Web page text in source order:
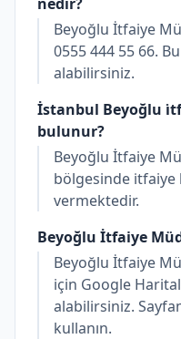
Beyoğlu İtfaiye
0555 444 55 66.
alabilirsiniz.
İstanbul Beyoğlu
bulunur?
Beyoğlu İtfaiye
bölgesinde
vermektedir.
Beyoğlu İtfaiye
Beyoğlu İtfaiye
için Google
alabilirsiniz.
kullanın.